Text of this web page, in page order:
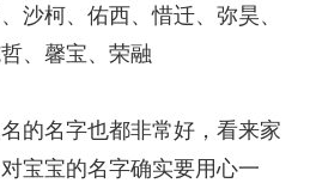
沙柯、佑西、惜迁、弥昊、
、馨宝、荣融
的名字也都非常好，看来家
宝宝的名字确实要用心一